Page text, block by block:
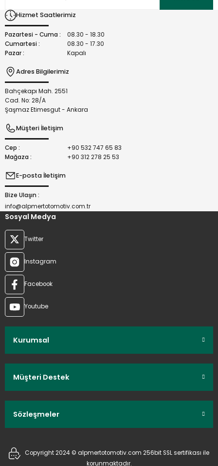
Bu ürüne benzer farklı alternatifler olmalı.
Hizmet Saatlerimiz
Pazartesi - Cuma :
08.30 - 18.30
Cumartesi :
08.30 - 17.30
Pazar :
Kapalı
Adres Bilgilerimiz
Bahçekapı Mah. 2551
Cad. No: 28/A
Şaşmaz Etimesgut - Ankara
Müşteri İletişim
Cep :
+90 532 747 65 83
Mağaza :
+90 312 278 25 53
E-posta İletişim
Bize Ulaşın :
info@alpmertotomotiv.com.tr
Sosyal Medya
Twitter
Instagram
Facebook
Youtube
Kurumsal
Müşteri Destek
Sözleşmeler
Copyright 2024 © alpmertotomotiv.com 256bit SSL sertifikası ile
korunmaktadır.